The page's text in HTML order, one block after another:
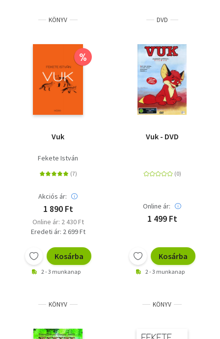
KÖNYV
%
Vuk
Fekete István
Akciós ár:
1 890 Ft
Online ár: 2 430 Ft
Eredeti ár: 2 699 Ft
Kosárba
2 - 3 munkanap
DVD
Vuk - DVD
Online ár:
1 499 Ft
Kosárba
2 - 3 munkanap
KÖNYV KÖNYV